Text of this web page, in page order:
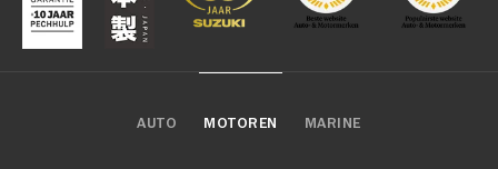
AUTO MOTOREN MARINE